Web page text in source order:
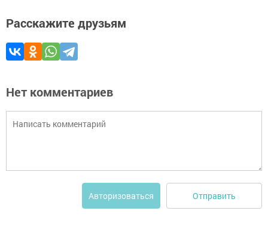
Расскажите друзьям
Нет комментариев
Авторизоваться Отправить